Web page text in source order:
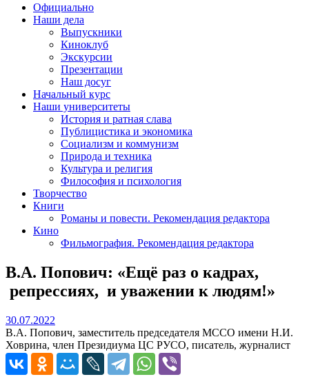
Официально
Наши дела
Выпускники
Киноклуб
Экскурсии
Презентации
Наш досуг
Начальный курс
Наши университеты
История и ратная слава
Публицистика и экономика
Социализм и коммунизм
Природа и техника
Культура и религия
Философия и психология
Творчество
Книги
Романы и повести. Рекомендация редактора
Кино
Фильмография. Рекомендация редактора
В.А. Попович: «Ещё раз о кадрах,
репрессиях, и уважении к людям!»
30.07.2022
В.А. Попович, заместитель председателя МССО имени Н.И.
Ховрина, член Президиума ЦС РУСО, писатель, журналист